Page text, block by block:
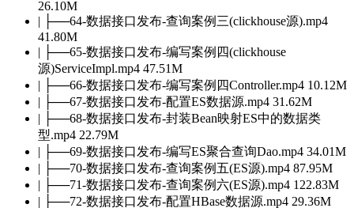
26.10M
| ├──64-数据接口发布-查询案例三(clickhouse源).mp4
41.80M
| ├──65-数据接口发布-编写案例四(clickhouse
源)ServiceImpl.mp4 47.51M
| ├──66-数据接口发布-编写案例四Controller.mp4 10.12M
| ├──67-数据接口发布-配置ES数据源.mp4 31.62M
| ├──68-数据接口发布-封装Bean映射ES中的数据类
型.mp4 22.79M
| ├──69-数据接口发布-编写ES聚合查询Dao.mp4 34.01M
| ├──70-数据接口发布-查询案例五(ES源).mp4 87.95M
| ├──71-数据接口发布-查询案例六(ES源).mp4 122.83M
| ├──72-数据接口发布-配置HBase数据源.mp4 29.36M